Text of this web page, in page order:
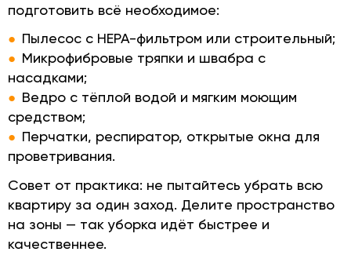
подготовить всё необходимое:
Пылесос с HEPA-фильтром или строительный;
Микрофибровые тряпки и швабра с
насадками;
Ведро с тёплой водой и мягким моющим
средством;
Перчатки, респиратор, открытые окна для
проветривания.
Совет от практика: не пытайтесь убрать всю
квартиру за один заход. Делите пространство
на зоны — так уборка идёт быстрее и
качественнее.